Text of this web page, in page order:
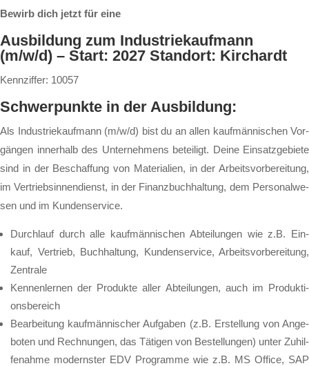
Bewirb dich jetzt für eine
Ausbildung zum Industriekaufmann
(m/w/d) – Start: 2027 Standort: Kirchardt
Kennziffer: 10057
Schwer­punk­te in der Aus­bil­dung:
Als In­dus­trie­kauf­mann (m/w/d) bist du an al­len kauf­män­ni­schen Vor­
gän­gen in­ner­halb des Un­ter­neh­mens be­tei­ligt. Dei­ne Ein­satz­ge­bie­te
sind in der Be­schaf­fung von Ma­te­ri­a­li­en, in der Ar­beits­vor­be­rei­tung,
im Ver­triebs­in­nen­dienst, in der Fi­nanz­buch­hal­tung, dem Per­so­nal­we­
sen und im Kun­den­ser­vice.
Durch­lauf durch al­le kauf­män­ni­schen Ab­tei­lun­gen wie z.B. Ein­
kauf, Ver­trieb, Buch­hal­tung, Kun­den­ser­vice, Ar­beits­vor­be­rei­tung,
Zen­tra­le
Ken­nen­ler­nen der Pro­duk­te al­ler Ab­tei­lun­gen, auch im Pro­duk­ti­
ons­be­reich
Be­ar­bei­tung kauf­män­ni­scher Auf­ga­ben (z.B. Er­stel­lung von An­ge­
bo­ten und Rech­nun­gen, das Tä­ti­gen von Be­stel­lun­gen) un­ter Zu­hil­
fe­nah­me mo­derns­ter EDV Pro­gram­me wie z.B. MS Of­fice, SAP